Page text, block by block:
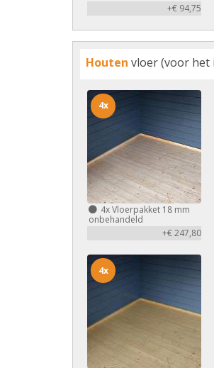
+€ 94,75
Houten vloer (voor het
4xVloerpakket 18 mm
onbehandeld
+€ 247,80
4x
4x